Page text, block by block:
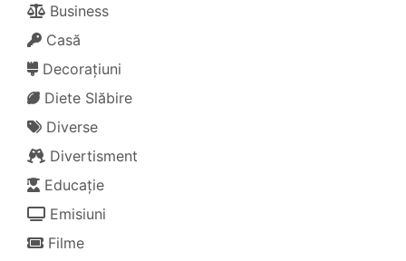
Business
Casă
Decorațiuni
Diete Slăbire
Diverse
Divertisment
Educație
Emisiuni
Filme